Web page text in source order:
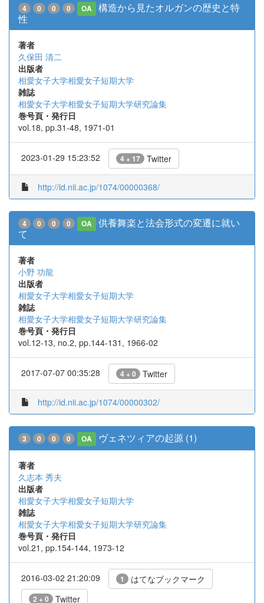
4 0 0 0 OA
構造から見たオルガンの歴史と特
性
著者
久保田 清二
出版者
相愛女子大学相愛女子短期大学
雑誌
相愛女子大学相愛女子短期大学研究論集
巻号頁・発行日
vol.18, pp.31-48, 1971-01
2023-01-29 15:23:52 4 + 17 Twitter
http://id.nii.ac.jp/1074/00000368/
4 0 0 0 OA
供養舞楽と法会形式の変遷に就い
て
著者
小野 功龍
出版者
相愛女子大学相愛女子短期大学
雑誌
相愛女子大学相愛女子短期大学研究論集
巻号頁・発行日
vol.12-13, no.2, pp.144-131, 1966-02
2017-07-07 00:35:28 4 + 0 Twitter
http://id.nii.ac.jp/1074/00000302/
3 0 0 0 OA ヴェネツィアの起源 (1)
著者
久志本 秀夫
出版者
相愛女子大学相愛女子短期大学
雑誌
相愛女子大学相愛女子短期大学研究論集
巻号頁・発行日
vol.21, pp.154-144, 1973-12
2016-03-02 21:20:09 1 はてなブックマーク
2 + 0 Twitter